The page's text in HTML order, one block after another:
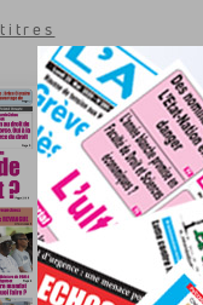
titres